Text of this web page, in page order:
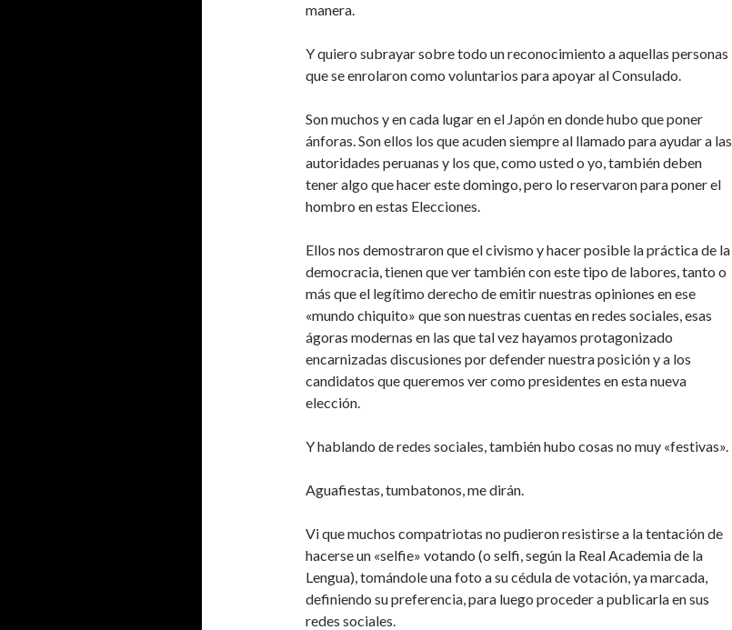
manera.
Y quiero subrayar sobre todo un reconocimiento a aquellas personas
que se enrolaron como voluntarios para apoyar al Consulado.
Son muchos y en cada lugar en el Japón en donde hubo que poner
ánforas. Son ellos los que acuden siempre al llamado para ayudar a las
autoridades peruanas y los que, como usted o yo, también deben
tener algo que hacer este domingo, pero lo reservaron para poner el
hombro en estas Elecciones.
Ellos nos demostraron que el civismo y hacer posible la práctica de la
democracia, tienen que ver también con este tipo de labores, tanto o
más que el legítimo derecho de emitir nuestras opiniones en ese
«mundo chiquito» que son nuestras cuentas en redes sociales, esas
ágoras modernas en las que tal vez hayamos protagonizado
encarnizadas discusiones por defender nuestra posición y a los
candidatos que queremos ver como presidentes en esta nueva
elección.
Y hablando de redes sociales, también hubo cosas no muy «festivas».
Aguafiestas, tumbatonos, me dirán.
Vi que muchos compatriotas no pudieron resistirse a la tentación de
hacerse un «selfie» votando (o selfi, según la Real Academia de la
Lengua), tomándole una foto a su cédula de votación, ya marcada,
definiendo su preferencia, para luego proceder a publicarla en sus
redes sociales.